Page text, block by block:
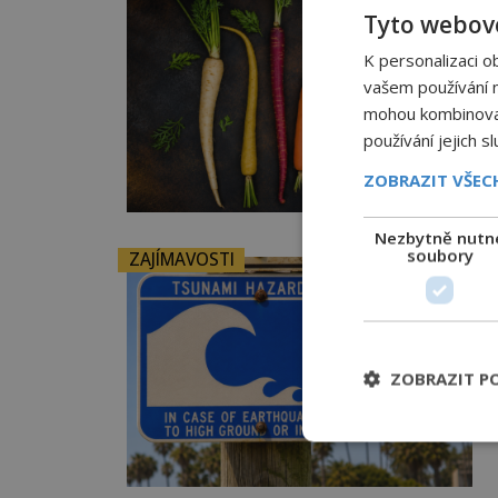
ZAJÍMAVOSTI
Tyto
K personalizaci
vašem používání
mohou
používání jejich
ZOBRAZIT
Nezbytně
soubory
ZOBRAZIT